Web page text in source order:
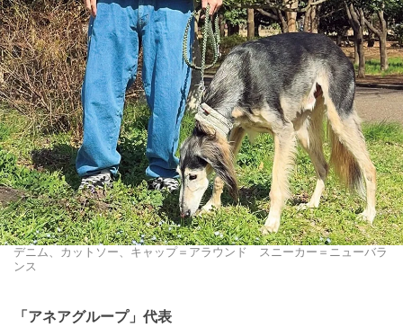
デニム、カットソー、キャップ＝アラウンド スニーカー＝ニューバラ
ンス
「アネアグループ」代表